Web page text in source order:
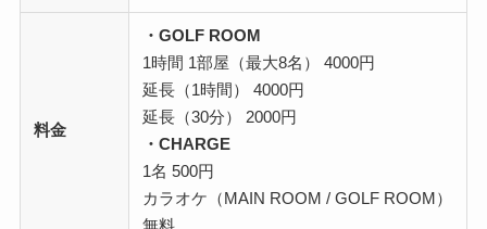
料金
・GOLF ROOM
1時間 1部屋（最大8名） 4000円
延長（1時間） 4000円
延長（30分） 2000円
・CHARGE
1名 500円
カラオケ（MAIN ROOM / GOLF ROOM）
無料